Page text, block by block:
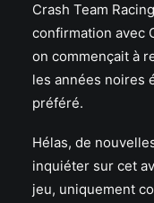
Crash Team
confirmation avec
on commençait à
les années noires
préféré.
Hélas, de
inquiéter sur cet
jeu, uniquement